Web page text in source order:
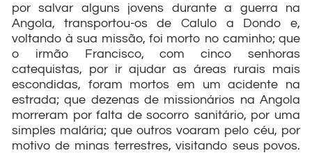
por salvar alguns jovens durante a guerra na
Angola, transportou-os de Calulo a Dondo e,
voltando à sua missão, foi morto no caminho; que
o irmão Francisco, com cinco senhoras
catequistas, por ir ajudar as áreas rurais mais
escondidas, foram mortos em um acidente na
estrada; que dezenas de missionários na Angola
morreram por falta de socorro sanitário, por uma
simples malária; que outros voaram pelo céu, por
motivo de minas terrestres, visitando seus povos.